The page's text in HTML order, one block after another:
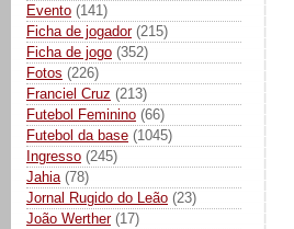
Evento (141)
Ficha de jogador (215)
Ficha de jogo (352)
Fotos (226)
Franciel Cruz (213)
Futebol Feminino (66)
Futebol da base (1045)
Ingresso (245)
Jahia (78)
Jornal Rugido do Leão (23)
João Werther (17)